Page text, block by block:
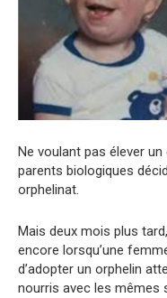
Ne voulant pas élever
parents biologiques
orphelinat.
Mais deux mois plus
encore lorsqu’une
d’adopter un orphelin
nourris avec les mêmes